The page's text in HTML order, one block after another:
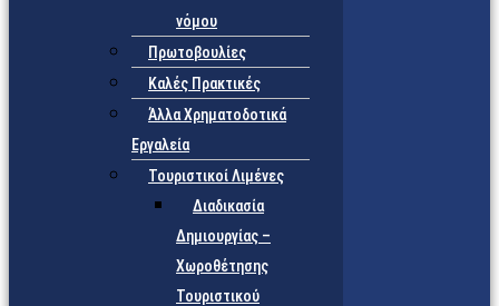
νόμου
Πρωτοβουλίες
Καλές Πρακτικές
Άλλα Χρηματοδοτικά
Εργαλεία
Τουριστικοί Λιμένες
Διαδικασία
Δημιουργίας –
Χωροθέτησης
Τουριστικού